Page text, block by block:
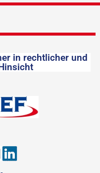
in rechtlicher und